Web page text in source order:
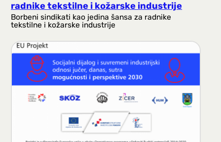
radnike tekstilne i kožarske industrije
Borbeni sindikati kao jedina šansa za radnike
tekstilne i kožarske industrije